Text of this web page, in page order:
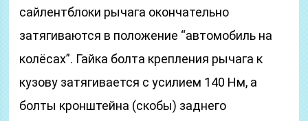
сайлентблоки рычага окончательно
затягиваются в положение “автомобиль на
колёсах”. Гайка болта крепления рычага к
кузову затягивается с усилием 140 Нм, а
болты кронштейна (скобы) заднего